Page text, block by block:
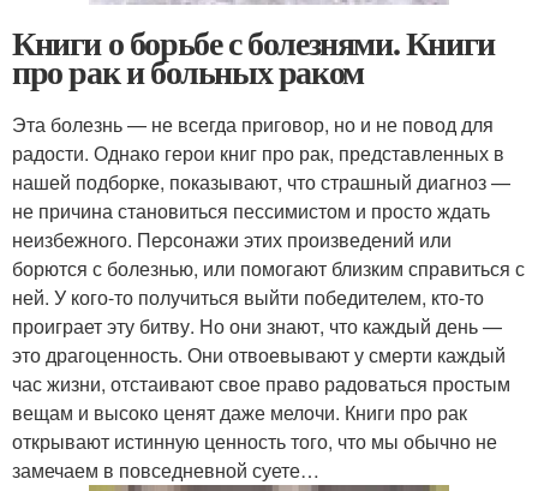
Книги о борьбе с болезнями. Книги
про рак и больных раком
Эта болезнь — не всегда приговор, но и не повод для
радости. Однако герои книг про рак, представленных в
нашей подборке, показывают, что страшный диагноз —
не причина становиться пессимистом и просто ждать
неизбежного. Персонажи этих произведений или
борются с болезнью, или помогают близким справиться с
ней. У кого-то получиться выйти победителем, кто-то
проиграет эту битву. Но они знают, что каждый день —
это драгоценность. Они отвоевывают у смерти каждый
час жизни, отстаивают свое право радоваться простым
вещам и высоко ценят даже мелочи. Книги про рак
открывают истинную ценность того, что мы обычно не
замечаем в повседневной суете…